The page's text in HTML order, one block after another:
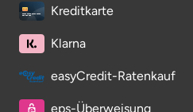
Kreditkarte
Klarna
easyCredit-Ratenkauf
eps-Überweisung